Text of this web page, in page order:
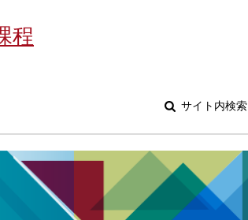
程
サイト内検索